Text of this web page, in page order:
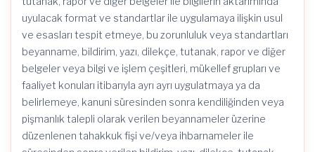
uyulacak format ve standartlar ile uygulamaya ilişkin usul
ve esasları tespit etmeye, bu zorunluluk veya standartları
beyanname, bildirim, yazı, dilekçe, tutanak, rapor ve diğer
belgeler veya bilgi ve işlem çeşitleri, mükellef grupları ve
faaliyet konuları itibarıyla ayrı ayrı uygulatmaya ya da
belirlemeye, kanuni süresinden sonra kendiliğinden veya
pişmanlık talepli olarak verilen beyannameler üzerine
düzenlenen tahakkuk fişi ve/veya ihbarnameler ile